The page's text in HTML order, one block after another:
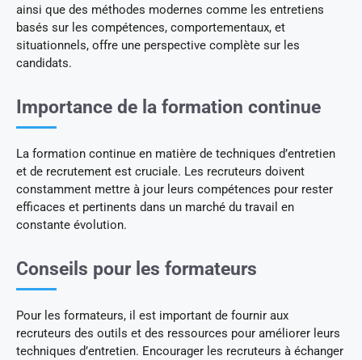
ainsi que des méthodes modernes comme les entretiens
basés sur les compétences, comportementaux, et
situationnels, offre une perspective complète sur les
candidats.
Importance de la formation continue
La formation continue en matière de techniques d’entretien
et de recrutement est cruciale. Les recruteurs doivent
constamment mettre à jour leurs compétences pour rester
efficaces et pertinents dans un marché du travail en
constante évolution.
Conseils pour les formateurs
Pour les formateurs, il est important de fournir aux
recruteurs des outils et des ressources pour améliorer leurs
techniques d’entretien. Encourager les recruteurs à échanger